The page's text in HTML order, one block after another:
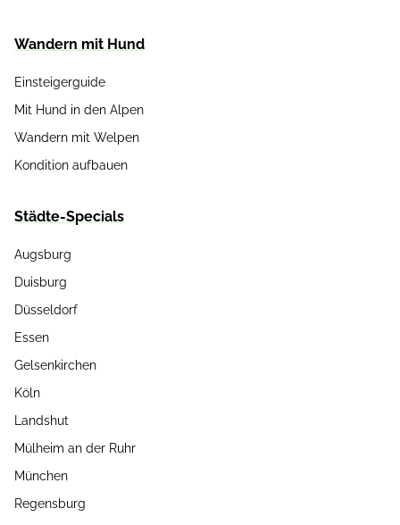
Wandern mit Hund
Einsteigerguide
Mit Hund in den Alpen
Wandern mit Welpen
Kondition aufbauen
Städte-Specials
Augsburg
Duisburg
Düsseldorf
Essen
Gelsenkirchen
Köln
Landshut
Mülheim an der Ruhr
München
Regensburg